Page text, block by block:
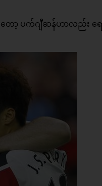
တော့ ပက်ဂျီဆန်ဟာလည်း ရ